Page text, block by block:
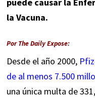
la Vacuna.
Por The Daily Expose:
Desde el año 2000,
de al menos 7.500
una única multa de